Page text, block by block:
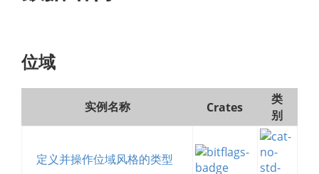
位域
实例名称 Crates
类
别
定义并操作位域风格的类型